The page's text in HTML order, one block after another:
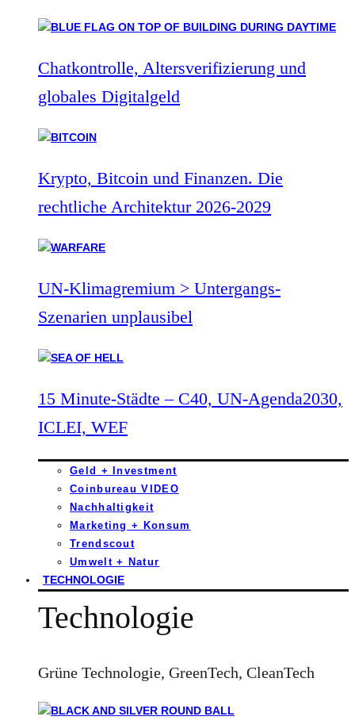
Chatkontrolle, Altersverifizierung und
globales Digitalgeld
Krypto, Bitcoin und Finanzen. Die
rechtliche Architektur 2026-2029
UN-Klimagremium > Untergangs-
Szenarien unplausibel
15 Minute-Städte – C40, UN-Agenda2030,
ICLEI, WEF
Geld + Investment
Coinbureau VIDEO
Nachhaltigkeit
Marketing + Konsum
Trendscout
Umwelt + Natur
TECHNOLOGIE
Technologie
Grüne Technologie, GreenTech, CleanTech